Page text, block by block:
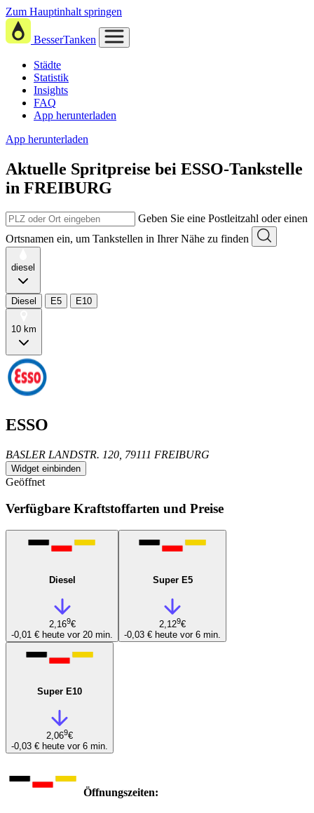
Zum Hauptinhalt springen
BesserTanken
Städte
Statistik
Insights
FAQ
App herunterladen
App herunterladen
Aktuelle Spritpreise bei ESSO-Tankstelle
in FREIBURG
Geben Sie eine Postleitzahl oder einen
Ortsnamen ein, um Tankstellen in Ihrer Nähe zu finden
diesel
Diesel E5 E10
10 km
ESSO
BASLER LANDSTR. 120, 79111 FREIBURG
Widget einbinden
Geöffnet
Verfügbare Kraftstoffarten und Preise
Diesel
2,169€
-0,01 € heute vor 20 min.
Super E5
2,129€
-0,03 € heute vor 6 min.
Super E10
2,069€
-0,03 € heute vor 6 min.
Öffnungszeiten: